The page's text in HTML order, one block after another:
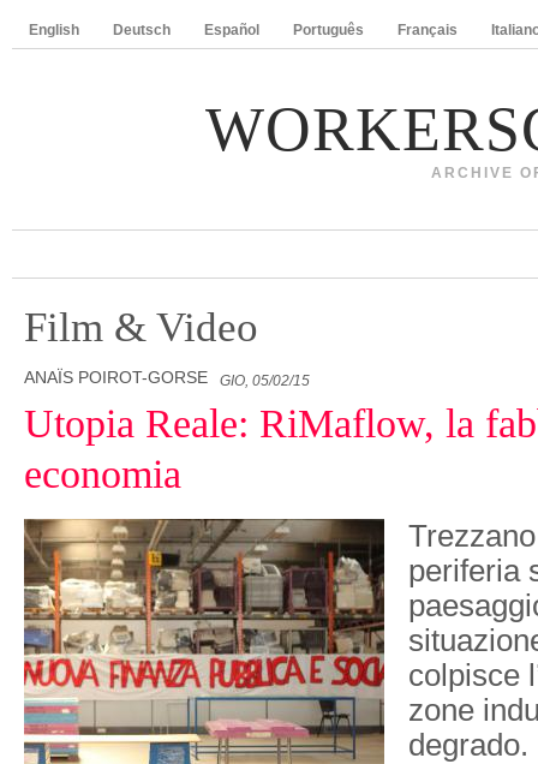
English Deutsch Español Português Français
ARCHIVE
Film & Video
ANAÏS POIROT-GORSE GIO, 05/02/15
Utopia Reale: RiMaflow, la
economia
periferia
colpisce
zone